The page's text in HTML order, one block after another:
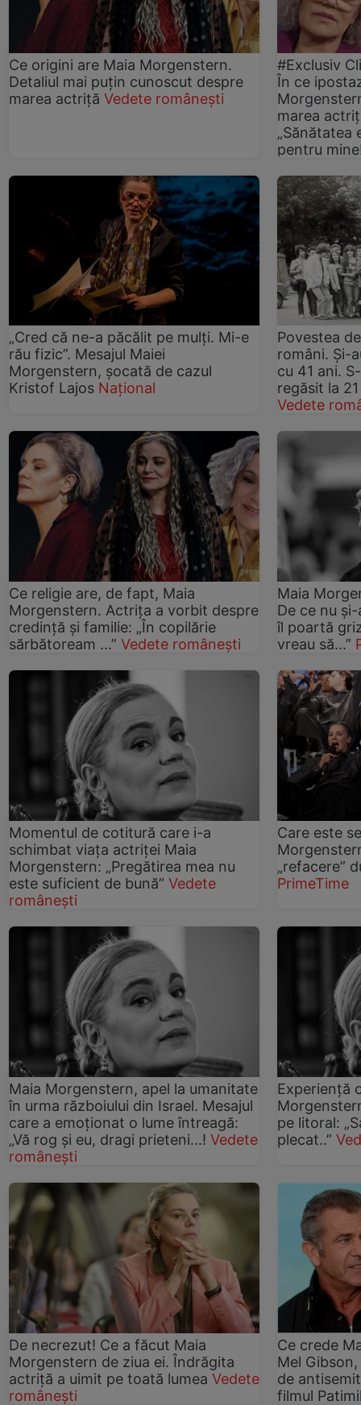
Ce origini are Maia Morgenstern.
Detaliul mai puțin cunoscut despre
marea actriță Vedete românești
#Exclusiv
În ce
marea
„Sănătatea
pentru
„Cred că ne-a păcălit pe mulți. Mi-e
rău fizic”. Mesajul Maiei
Morgenstern, șocată de cazul
Kristof Lajos Național
Povestea
români. Și-
cu 41 ani.
regăsit la
Vedete
Ce religie are, de fapt, Maia
Morgenstern. Actrița a vorbit despre
credință și familie: „În copilărie
sărbătoream ...” Vedete românești
Maia
De ce nu
îl poartă
vreau să...”
Momentul de cotitură care i-a
schimbat viața actriței Maia
Morgenstern: „Pregătirea mea nu
este suficient de bună” Vedete
românești
Care este
„refacere”
PrimeTime
Maia Morgenstern, apel la umanitate
în urma războiului din Israel. Mesajul
care a emoționat o lume întreagă:
„Vă rog și eu, dragi prieteni...! Vedete
românești
Experiență
pe litoral:
plecat..”
De necrezut! Ce a făcut Maia
Morgenstern de ziua ei. Îndrăgita
actriță a uimit pe toată lumea Vedete
românești
Ce crede
Mel
de
filmul